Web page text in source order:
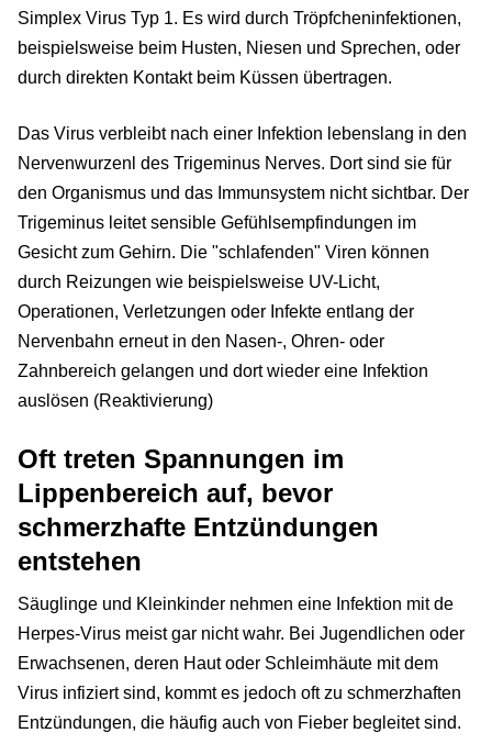
Simplex Virus Typ 1. Es wird durch Tröpfcheninfektionen,
beispielsweise beim Husten, Niesen und Sprechen, oder
durch direkten Kontakt beim Küssen übertragen.
Das Virus verbleibt nach einer Infektion lebenslang in den
Nervenwurzenl des Trigeminus Nerves. Dort sind sie für
den Organismus und das Immunsystem nicht sichtbar. Der
Trigeminus leitet sensible Gefühlsempfindungen im
Gesicht zum Gehirn. Die "schlafenden" Viren können
durch Reizungen wie beispielsweise UV-Licht,
Operationen, Verletzungen oder Infekte entlang der
Nervenbahn erneut in den Nasen-, Ohren- oder
Zahnbereich gelangen und dort wieder eine Infektion
auslösen (Reaktivierung)
Oft treten Spannungen im
Lippenbereich auf, bevor
schmerzhafte Entzündungen
entstehen
Säuglinge und Kleinkinder nehmen eine Infektion mit de
Herpes-Virus meist gar nicht wahr. Bei Jugendlichen oder
Erwachsenen, deren Haut oder Schleimhäute mit dem
Virus infiziert sind, kommt es jedoch oft zu schmerzhaften
Entzündungen, die häufig auch von Fieber begleitet sind.